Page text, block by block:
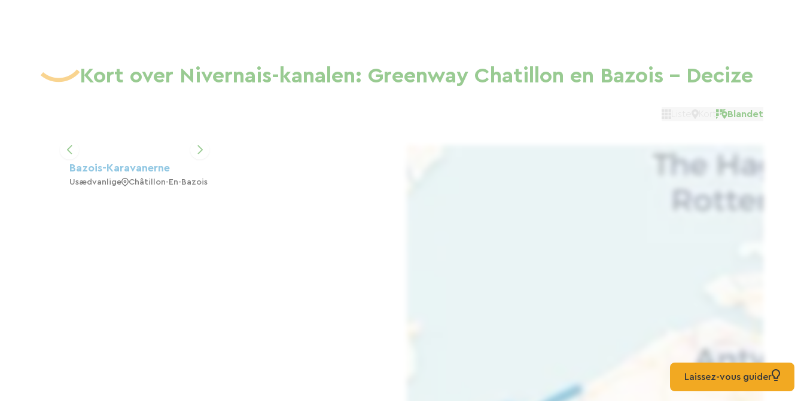
Kort over Nivernais-kanalen: Greenway Chatillon en Bazois - Decize
Blandet
Bazois-Karavanerne
Usædvanlige Châtillon-En-Bazois
Laissez-vous guider